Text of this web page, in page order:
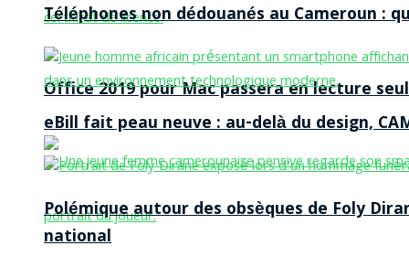
Office 2019 pour Mac passera en lecture
Téléphones non dédouanés au Cameroun :
eBill fait peau neuve : au-delà du design,
Polémique autour des obsèques de Foly
national